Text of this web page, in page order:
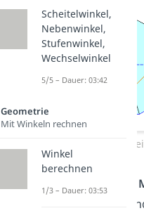
Volumen
Eine
auch ein wenig
Scheitelwinkel,
Nebenwinkel,
Stufenwinkel,
Wechselwinkel
5/5 – Dauer: 03:42
Geometrie
Mit Winkeln rechnen
Winkel
berechnen
1/3 – Dauer: 03:53